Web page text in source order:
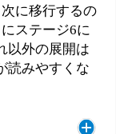
に移行するの
ステージ6に
以外の展開は
読みやすくな